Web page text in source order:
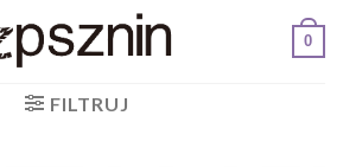
0
FILTRUJ